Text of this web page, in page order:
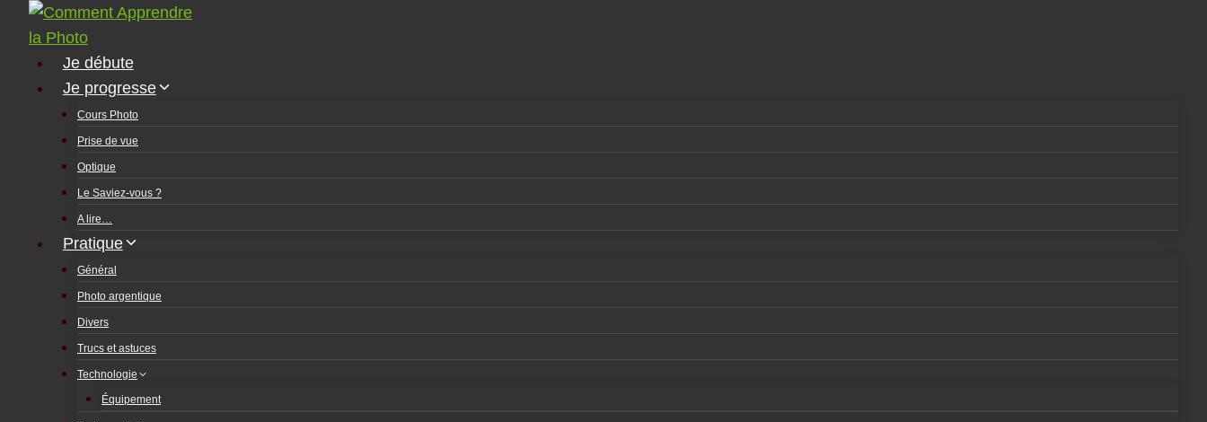
Aller
contenu
Je débute
Je progresse
Cours Photo
Prise de vue
Optique
Le Saviez-vous ?
A lire…
Pratique
Général
Photo argentique
Divers
Trucs et astuces
Technologie
Équipement